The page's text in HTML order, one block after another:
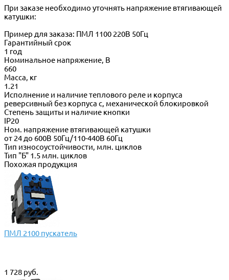
При заказе необходимо уточнять напряжение втягивающей
катушки:
Пример для заказа: ПМЛ 1100 220В 50Гц
Гарантийный срок
1 год
Номинальное напряжение, В
660
Масса, кг
1.21
Исполнение и наличие теплового реле и корпуса
реверсивный без корпуса с, механической блокировкой
Степень защиты и наличие кнопки
IP20
Ном. напряжение втягивающей катушки
от 24 до 600В 50Гц/110-440В 60Гц
Тип износоустойчивости, млн. циклов
Тип "Б" 1.5 млн. циклов
Похожая продукция
ПМЛ 2100 пускатель
1 728 руб.